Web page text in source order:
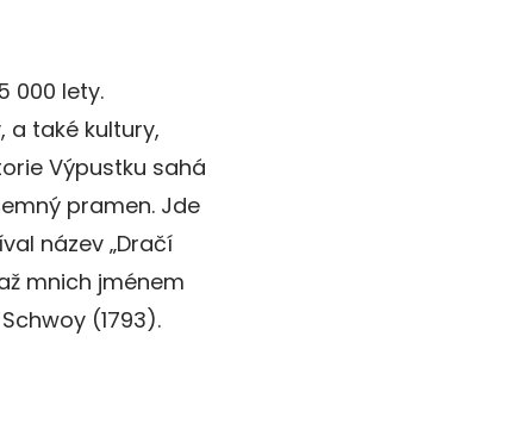
000 lety.
a také kultury,
Výpustku sahá
pramen. Jde
název „Dračí
mnich jménem
(1793).